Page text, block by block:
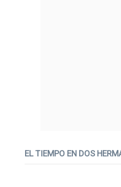
EL TIEMPO EN DOS